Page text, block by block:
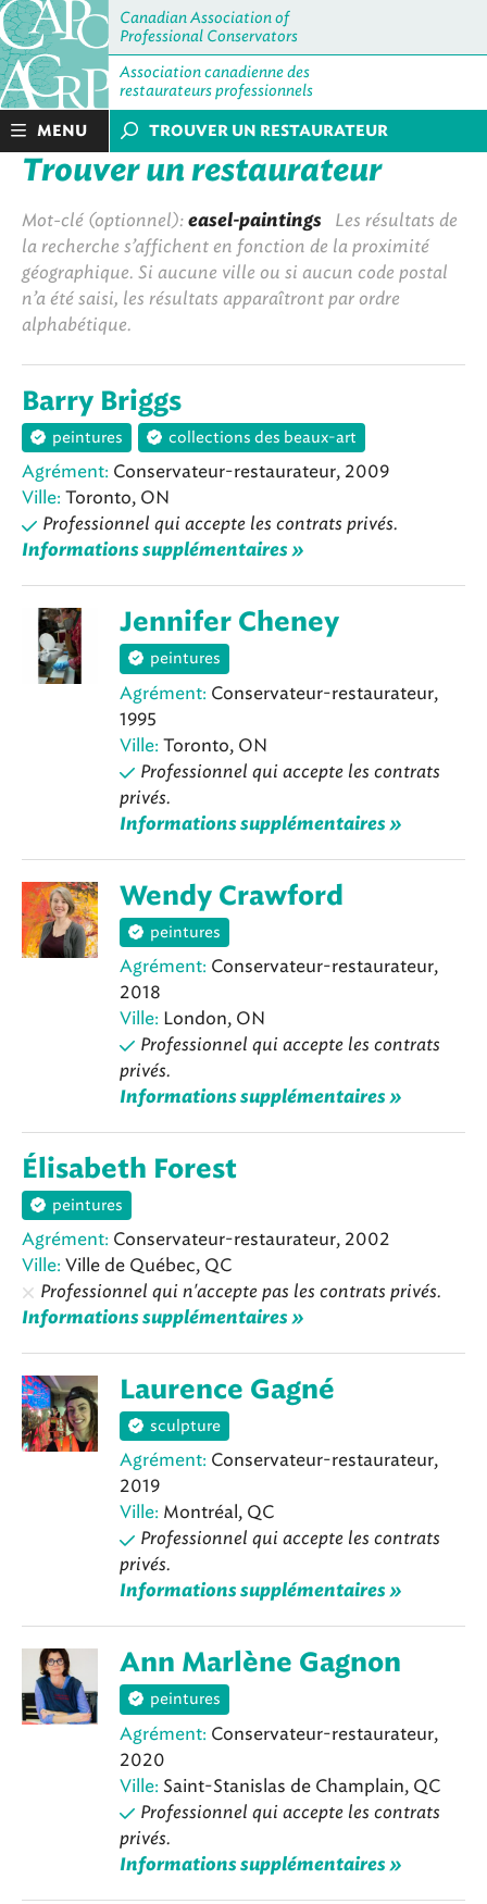
Canadian Association of
Professional Conservators
Association canadienne des
restaurateurs professionnels
MENU TROUVER UN RESTAURATEUR
Trouver un restaurateur
Mot-clé (optionnel): easel-paintings Les résultats de
la recherche s’affichent en fonction de la proximité
géographique. Si aucune ville ou si aucun code postal
n’a été saisi, les résultats apparaîtront par ordre
alphabétique.
Barry Briggs
peintures collections des beaux-art
Agrément: Conservateur-restaurateur, 2009
Ville: Toronto, ON
Professionnel qui accepte les contrats privés.
Informations supplémentaires »
Jennifer Cheney
peintures
Agrément: Conservateur-restaurateur,
1995
Ville: Toronto, ON
Professionnel qui accepte les contrats
privés.
Informations supplémentaires »
Wendy Crawford
peintures
Agrément: Conservateur-restaurateur,
2018
Ville: London, ON
Professionnel qui accepte les contrats
privés.
Informations supplémentaires »
Élisabeth Forest
peintures
Agrément: Conservateur-restaurateur, 2002
Ville: Ville de Québec, QC
Professionnel qui n'accepte pas les contrats privés.
Informations supplémentaires »
Laurence Gagné
sculpture
Agrément: Conservateur-restaurateur,
2019
Ville: Montréal, QC
Professionnel qui accepte les contrats
privés.
Informations supplémentaires »
Ann Marlène Gagnon
peintures
Agrément: Conservateur-restaurateur,
2020
Ville: Saint-Stanislas de Champlain, QC
Professionnel qui accepte les contrats
privés.
Informations supplémentaires »